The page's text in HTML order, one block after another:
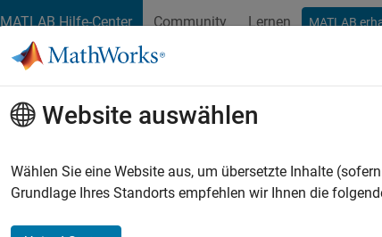
MATLAB Hilfe-Center Community Lernen MATLAB
Sortieren nach
Website auswählen
Wählen Sie eine Website aus, um übersetzte Inhalte
Grundlage Ihres Standorts empfehlen wir Ihnen die